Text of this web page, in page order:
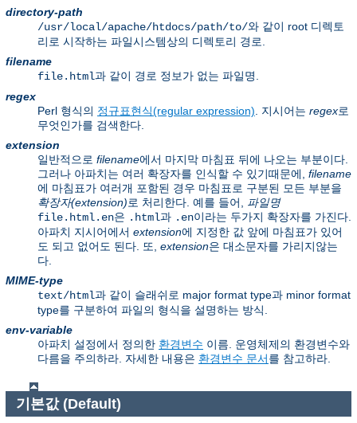
directory-path
/usr/local/apache/htdocs/path/to/와 같이 root 디렉토
리로 시작하는 파일시스템상의 디렉토리 경로.
filename
file.html과 같이 경로 정보가 없는 파일명.
regex
Perl 형식의 정규표현식(regular expression). 지시어는 regex로
무엇인가를 검색한다.
extension
일반적으로 filename에서 마지막 마침표 뒤에 나오는 부분이다.
그러나 아파치는 여러 확장자를 인식할 수 있기때문에, filename
에 마침표가 여러개 포함된 경우 마침표로 구분된 모든 부분을
확장자(extension)로 처리한다. 예를 들어, 파일명
file.html.en은 .html과 .en이라는 두가지 확장자를 가진다.
아파치 지시어에서 extension에 지정한 값 앞에 마침표가 있어
도 되고 없어도 된다. 또, extension은 대소문자를 가리지않는
다.
MIME-type
text/html과 같이 슬래쉬로 major format type과 minor format
type를 구분하여 파일의 형식을 설명하는 방식.
env-variable
아파치 설정에서 정의한 환경변수 이름. 운영체제의 환경변수와
다름을 주의하라. 자세한 내용은 환경변수 문서를 참고하라.
기본값 (Default)